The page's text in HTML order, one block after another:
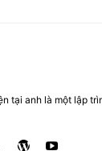
tại anh là một lập